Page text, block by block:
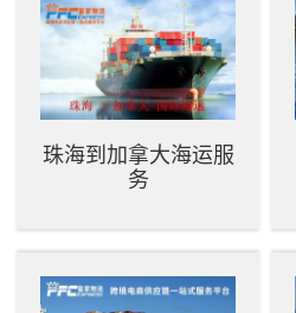
珠海到加拿大海运服
务